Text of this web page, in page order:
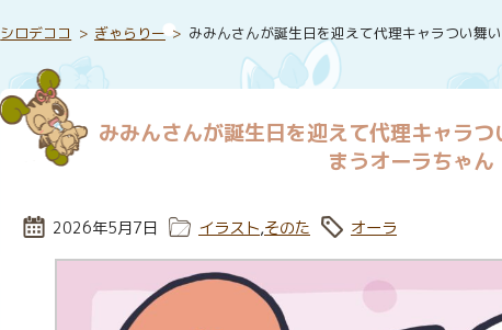
シロデココ ぎゃらりー みみんさんが誕生日を迎えて代理キャラつい舞
みみんさんが誕生日を迎えて代理キャラ
まうオーラちゃん
投稿日:
2026年5月7日 カテゴリー:
イラスト,そのた タグ:
オーラ